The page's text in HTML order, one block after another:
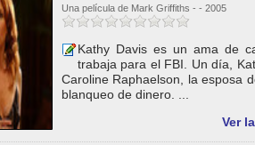
Una película de Mark Griffiths - - 2005
Kathy Davis es un ama de
trabaja para el FBI. Un día,
Caroline Raphaelson, la esposa
blanqueo de dinero. ...
Ver